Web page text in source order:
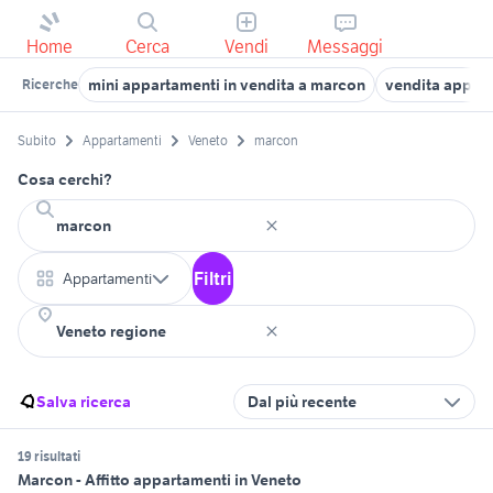
Home Cerca Vendi Messaggi
Ricerche mini appartamenti in vendita a marcon vendita
Subito Appartamenti Veneto marcon
Cosa cerchi?
Appartamenti Filtri
Salva ricerca Dal più recente
19 risultati
Marcon - Affitto appartamenti in Veneto